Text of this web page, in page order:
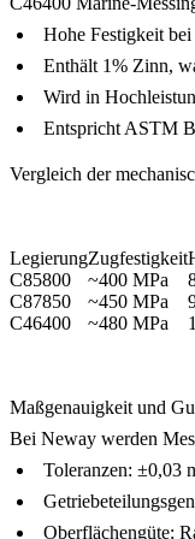
Hohe Festigkeit
Enthält 1% Zinn,
Wird in
Entspricht ASTM
Vergleich der
LegierungZugfestigkeit
C85800
~400 MPa
C87850
~450 MPa
C46400
~480 MPa
Maßgenauigkeit und
Bei Neway werden
Toleranzen: ±0,03
Oberflächengüte: